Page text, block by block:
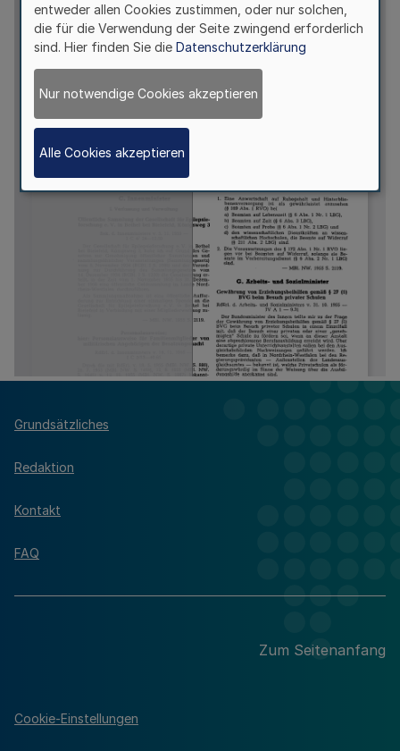
Grundsätzliches
Redaktion
Kontakt
FAQ
Zum Seitenanfang
Cookie-Einstellungen
entweder allen Cookies zustimmen, oder nur solchen,
die für die Verwendung der Seite zwingend erforderlich
sind. Hier finden Sie die Datenschutzerklärung
Nur notwendige Cookies akzeptieren
Alle Cookies akzeptieren